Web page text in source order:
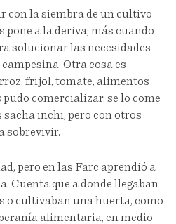
con la siembra de un cultivo
pone a la deriva; más cuando
solucionar las necesidades
Otra cosa es
frijol, tomate, alimentos
comercializar, se lo come
sacha inchi, pero con otros
sobrevivir.
pero en las Farc aprendió a
Cuenta que a donde llegaban
o cultivaban una huerta, como
alimentaria, en medio